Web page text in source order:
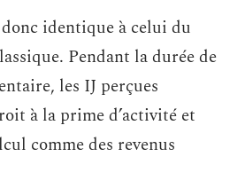
identique à celui du
Pendant la durée de
les IJ perçues
à la prime d’activité et
comme des revenus